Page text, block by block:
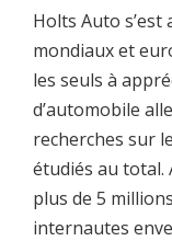
Holts Auto
mondiaux et
les seuls à
d’automobile
recherches sur
étudiés au total.
plus de 5
internautes